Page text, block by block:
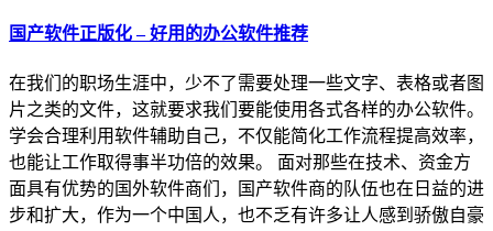
国产软件正版化 – 好用的办公软件推荐
在我们的职场生涯中，少不了需要处理一些文字、表格或者图
片之类的文件，这就要求我们要能使用各式各样的办公软件。
学会合理利用软件辅助自己，不仅能简化工作流程提高效率，
也能让工作取得事半功倍的效果。 面对那些在技术、资金方
面具有优势的国外软件商们，国产软件商的队伍也在日益的进
步和扩大，作为一个中国人，也不乏有许多让人感到骄傲自豪